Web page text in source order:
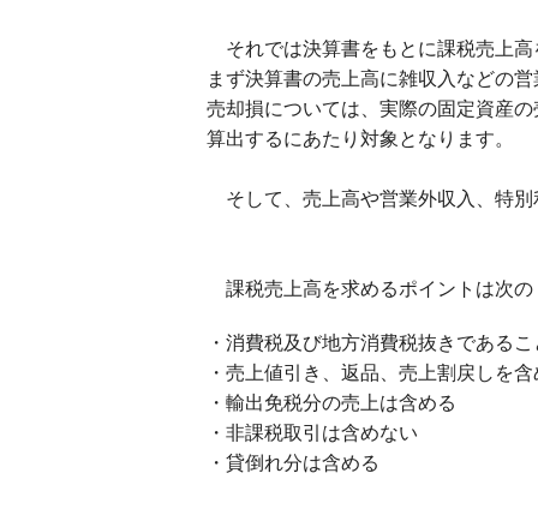
それでは決算書をもとに課税売上高
まず決算書の売上高に雑収入などの
売却損については、実際の固定資産
算出するにあたり対象となります。
そして、売上高や営業外収入、特別
課税売上高を求めるポイントは次の
・消費税及び地方消費税抜きであるこ
・売上値引き、返品、売上割戻しを
・輸出免税分の売上は含める
・非課税取引は含めない
・貸倒れ分は含める